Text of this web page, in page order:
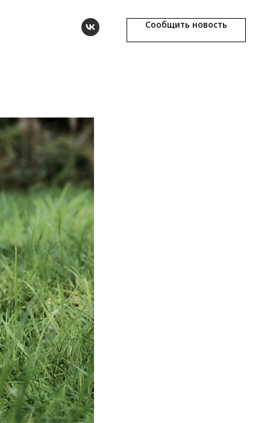
Сообщить новость